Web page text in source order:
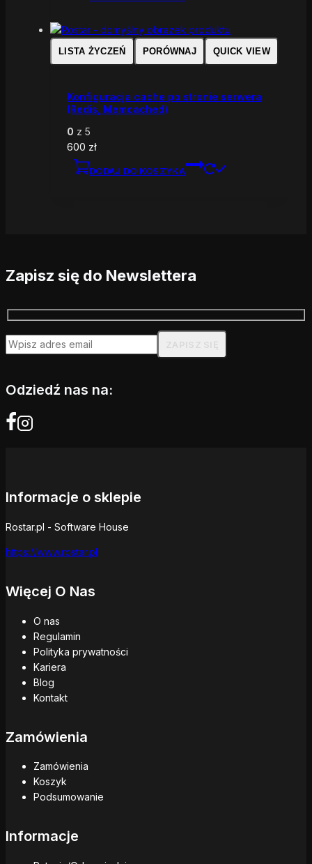
LISTA ŻYCZEŃ PORÓWNAJ QUICK VIEW
Konfiguracja cache po stronie serwera
(Redis, Memcached)
0 z 5
600 zł
DODAJ DO KOSZYKA
Zapisz się do Newslettera
Odziedź nas na:
Informacje o sklepie
Rostar.pl - Software House
https://www.rostar.pl
Więcej O Nas
O nas
Regulamin
Polityka prywatności
Kariera
Blog
Kontakt
Zamówienia
Zamówienia
Koszyk
Podsumowanie
Informacje